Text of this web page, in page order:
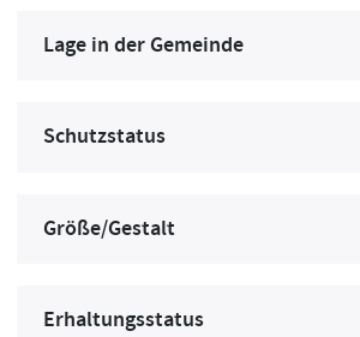
Lage in der Gemeinde
Schutzstatus
Größe/Gestalt
Erhaltungsstatus